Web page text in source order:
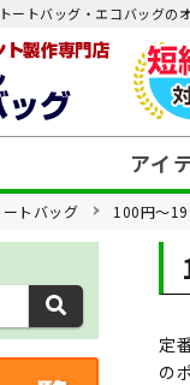
ートバッグ・エコバッグ
アイ
価格帯から選ぶ
素材から選ぶ
種類から選ぶ
トバッグ 100円～
定
の